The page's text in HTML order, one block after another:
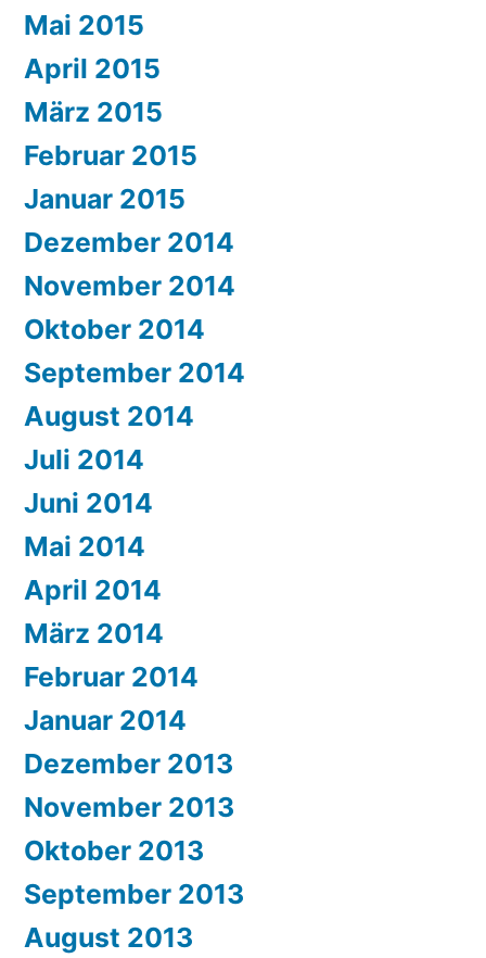
Mai 2015
April 2015
März 2015
Februar 2015
Januar 2015
Dezember 2014
November 2014
Oktober 2014
September 2014
August 2014
Juli 2014
Juni 2014
Mai 2014
April 2014
März 2014
Februar 2014
Januar 2014
Dezember 2013
November 2013
Oktober 2013
September 2013
August 2013